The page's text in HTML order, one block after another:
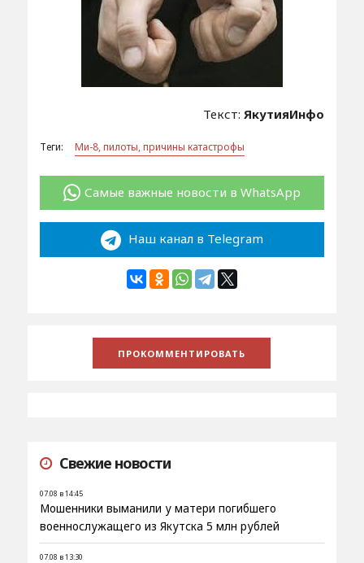
Текст:ЯкутияИнфо
Теги: Ми-8, пилоты, причины катастрофы
Самые важные новости в WhatsApp
Наш канал в Telegram
Свежие новости
07.08 в 14:45
Мошенники выманили у матери погибшего
военнослужащего из Якутска 5 млн рублей
07.08 в 13:30